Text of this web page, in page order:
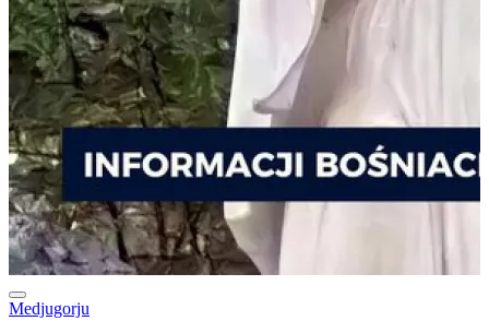
Medjugorju